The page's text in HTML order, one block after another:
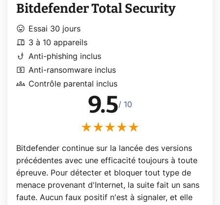
Bitdefender Total Security
mood Essai 30 jours
devices 3 à 10 appareils
phishing Anti-phishing inclus
local_atm Anti-ransomware inclus
groups Contrôle parental inclus
9.5/ 10
Bitdefender continue sur la lancée des versions
précédentes avec une efficacité toujours à toute
épreuve. Pour détecter et bloquer tout type de
menace provenant d'Internet, la suite fait un sans
faute. Aucun faux positif n'est à signaler, et elle